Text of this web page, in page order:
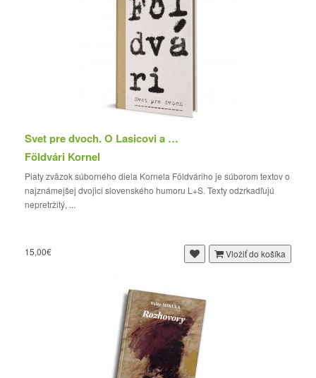
Svet pre dvoch. O Lasicovi a Satinskom
Földvári Kornel
Piaty zväzok súborného diela Kornela Földváriho je súborom textov o
najznámejšej dvojici slovenského humoru L+S. Texty odzrkadľujú
nepretržitý, ...
15,00€ Vložiť do košíka